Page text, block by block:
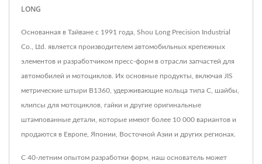
LONG
Основанная в Тайване с 1991 года, Shou Long Precision Industrial
Co., Ltd. является производителем автомобильных крепежных
элементов и разработчиком пресс-форм в отрасли запчастей для
автомобилей и мотоциклов. Их основные продукты, включая JIS
метрические штыри B1360, удерживающие кольца типа C, шайбы,
клипсы для мотоциклов, гайки и другие оригинальные
штампованные детали, которые имеют более 10 000 вариантов и
продаются в Европе, Японии, Восточной Азии и других регионах.
С 40-летним опытом разработки форм, наш основатель может